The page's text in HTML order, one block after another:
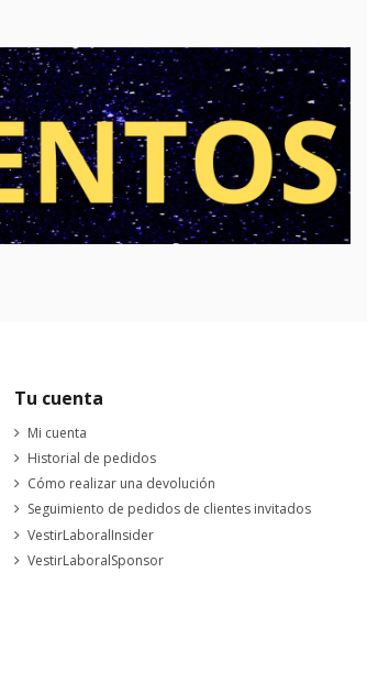
Tu cuenta
Mi cuenta
Historial de pedidos
Cómo realizar una devolución
Seguimiento de pedidos de clientes invitados
VestirLaboralInsider
VestirLaboralSponsor